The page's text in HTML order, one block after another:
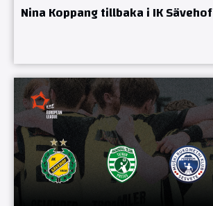
Nina Koppang tillbaka i IK Sävehof